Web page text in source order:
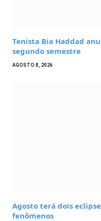
Tenista Bia Haddad
segundo semestre
AGOSTO 8, 2026
Agosto terá dois
fenômenos